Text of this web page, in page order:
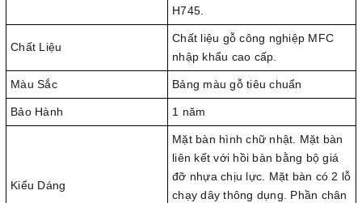
H745.
Chất Liệu
Chất liệu gỗ công nghiệp MFC
nhập khẩu cao cấp.
Màu Sắc Bảng màu gỗ tiêu chuẩn
Bảo Hành 1 năm
Kiểu Dáng
Mặt bàn hình chữ nhật. Mặt bàn
liên kết với hồi bàn bằng bộ giá
đỡ nhựa chịu lực. Mặt bàn có 2 lỗ
chạy dây thông dụng. Phần chân